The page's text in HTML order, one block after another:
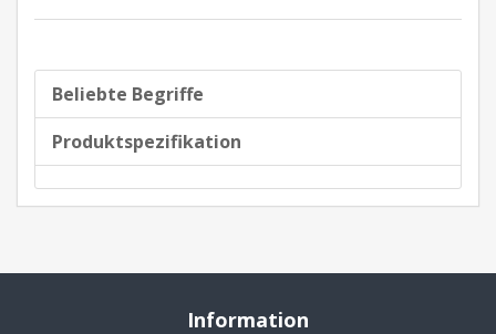
Beliebte Begriffe
Produktspezifikation
Information